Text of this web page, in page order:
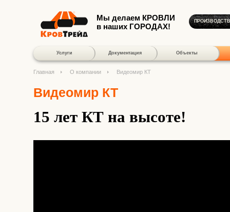
Мы делаем КРОВЛИ
в наших ГОРОДАХ!
Услуги Документация Объекты
Главная О компании Видеомир КТ
Видеомир КТ
15 лет КТ на высоте!